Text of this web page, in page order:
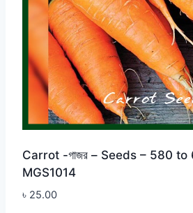
Carrot -গাজর – Seeds – 580
MGS1014
৳ 25.00